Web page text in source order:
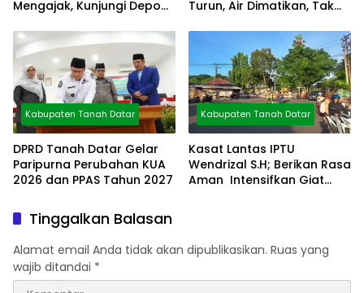
Mengajak, Kunjungi Depo
Turun, Air Dimatikan, Tak
Kabupaten Tanah Datar
DPRD Tanah Datar Gelar
Paripurna Perubahan KUA
2026 dan PPAS Tahun 2027
Kabupaten Tanah Datar
Kasat Lantas IPTU
Wendrizal S.H; Berikan Rasa
Aman Intensifkan Giat
Tinggalkan Balasan
Alamat email Anda tidak akan dipublikasikan. Ruas yang
wajib ditandai *